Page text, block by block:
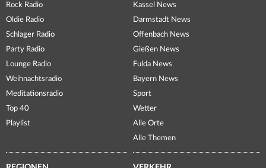
Rock Radio
Oldie Radio
Schlager Radio
Party Radio
Lounge Radio
Weihnachtsradio
Meditationsradio
Top 40
Playlist
Kassel News
Darmstadt News
Offenbach News
Gießen News
Fulda News
Bayern News
Sport
Wetter
Alle Orte
Alle Themen